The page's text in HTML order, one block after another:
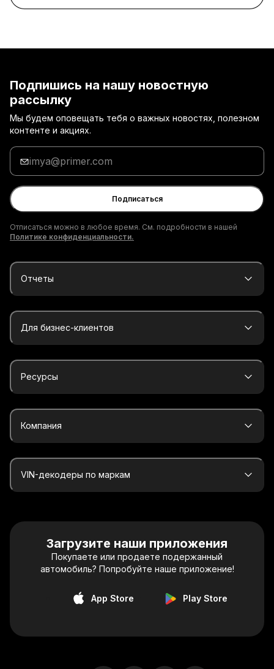
Подпишись на нашу новостную
рассылку
Мы будем оповещать тебя о важных новостях, полезном
контенте и акциях.
Введи
адрес
электронной
почты
Подписаться
Отписаться можно в любое время. См. подробности в нашей
Политике конфиденциальности.
Отчеты
Для бизнес-клиентов
Ресурсы
Компания
VIN-декодеры по маркам
Загрузите наши приложения
Покупаете или продаете подержанный
автомобиль? Попробуйте наше приложение!
App Store Play Store